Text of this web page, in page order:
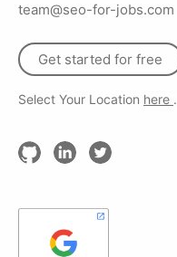
team@seo-for-jobs.com
Get started for free
Select Your Location here .